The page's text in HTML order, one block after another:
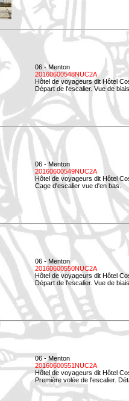
06 - Menton
20160600548NUC2A
Hôtel de voyageurs dit Hôtel
Départ de l'escalier. Vue de
06 - Menton
20160600549NUC2A
Hôtel de voyageurs dit Hôtel
Cage d'escalier vue d'en bas.
06 - Menton
20160600550NUC2A
Hôtel de voyageurs dit Hôtel
Départ de l'escalier. Vue de
06 - Menton
20160600551NUC2A
Hôtel de voyageurs dit Hôtel
Première volée de l'escalier.